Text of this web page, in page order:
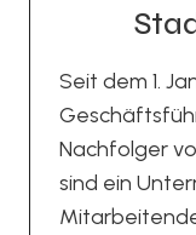
Seit dem 1.
Nachfolger
sind ein